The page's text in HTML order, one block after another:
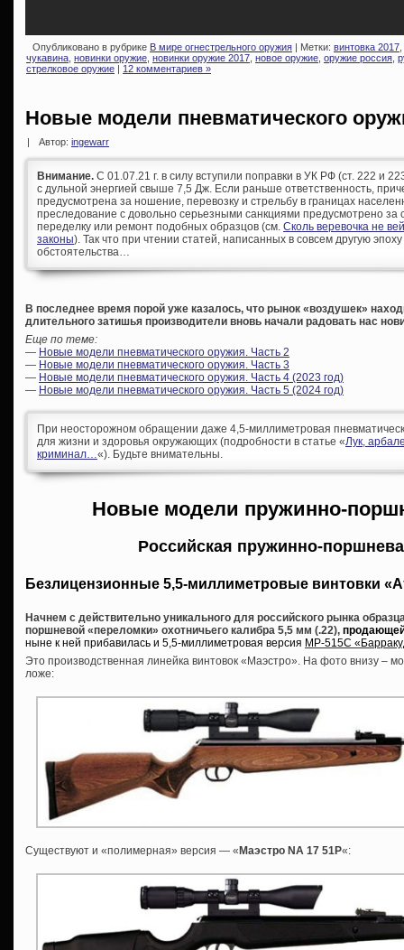
Опубликовано в рубрике В мире огнестрельного оружия | Метки: винтовка 2017
чукавина новинки оружие новинки оружие 2017 новое оружие оружие россия
стрелковое оружие | 12 комментариев »
Новые модели пневматического
| Автор: ingewarr
Внимание. С 01.07.21 г. в силу вступили поправки в УК РФ (ст. 222 и
с дульной энергией свыше 7,5 Дж. Если раньше ответственность,
предусмотрена за ношение, перевозку и стрельбу в границах
преследование с довольно серьезными санкциями предусмотрено за
переделку или ремонт подобных образцов (см. Сколь веревочка не
законы). Так что при чтении статей, написанных в совсем другую
обстоятельства…
В последнее время порой уже казалось, что рынок «воздушек»
длительного затишья производители вновь начали радовать нас
Еще по теме:
— Новые модели пневматического оружия. Часть 2
— Новые модели пневматического оружия. Часть 3
— Новые модели пневматического оружия. Часть 4 (2023 год)
— Новые модели пневматического оружия. Часть 5 (2024 год)
При неосторожном обращении даже 4,5-миллиметровая
для жизни и здоровья окружающих (подробности в статье «Лук,
криминал… «). Будьте внимательны.
Новые модели пружинно-
Российская пружинно-
Безлицензионные 5,5-миллиметровые винтовки
Начнем с действительно уникального для российского рынка
поршневой «переломки» охотничьего калибра 5,5 мм (.22),
ныне к ней прибавилась и 5,5-миллиметровая версия МР-515С
Это производственная линейка винтовок «Маэстро». На фото внизу –
ложе:
Существуют и «полимерная» версия — «Маэстро NA 17 51P«: